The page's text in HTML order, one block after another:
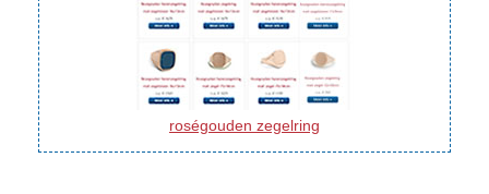
roségouden zegelring